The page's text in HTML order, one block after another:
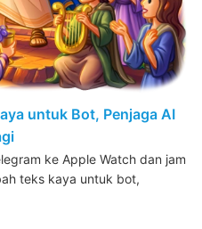
untuk Bot, Penjaga AI
ke Apple Watch dan jam
teks kaya untuk bot,